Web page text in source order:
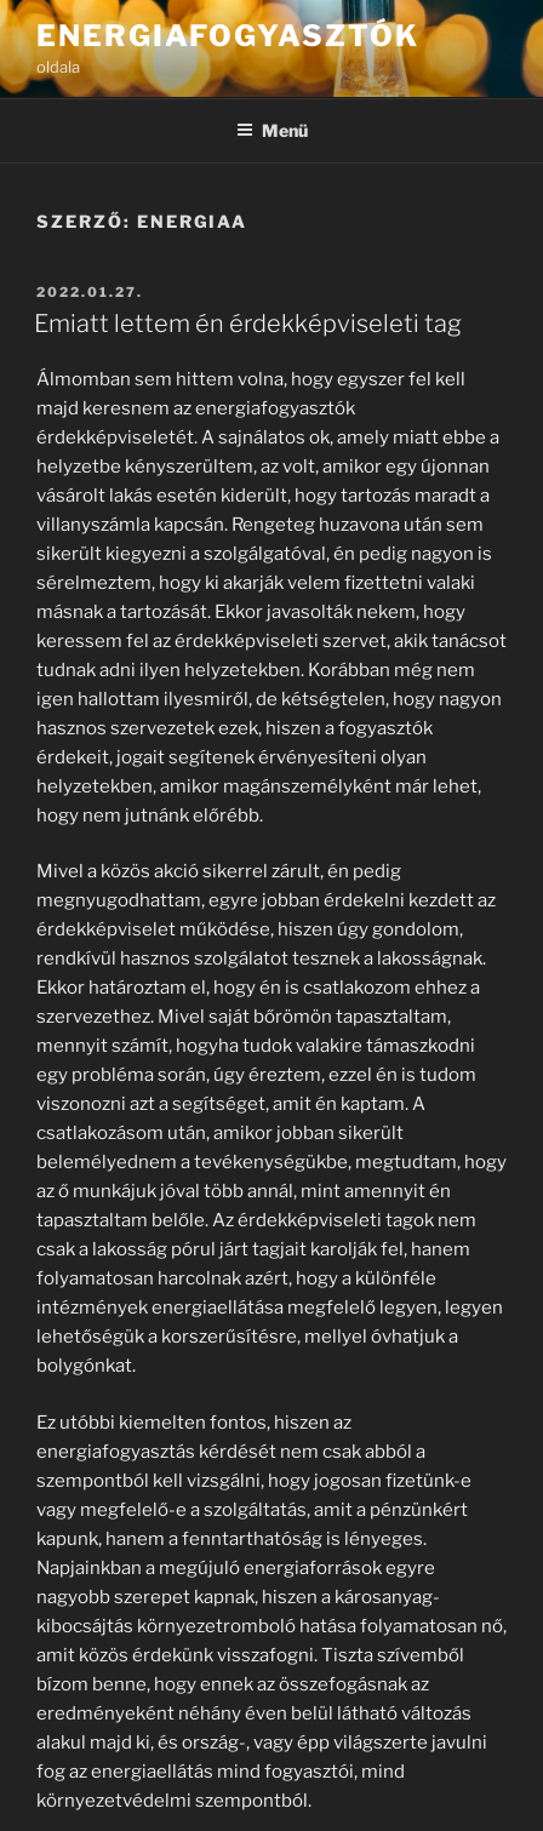
Tartalomhoz
ENERGIAFOGYASZTÓK
oldala
Menü
SZERZŐ: ENERGIAA
BEKÜLDVE:
2022.01.27.
Emiatt lettem én érdekképviseleti tag
Álmomban sem hittem volna, hogy egyszer fel kell
majd keresnem az energiafogyasztók
érdekképviseletét. A sajnálatos ok, amely miatt ebbe a
helyzetbe kényszerültem, az volt, amikor egy újonnan
vásárolt lakás esetén kiderült, hogy tartozás maradt a
villanyszámla kapcsán. Rengeteg huzavona után sem
sikerült kiegyezni a szolgálgatóval, én pedig nagyon is
sérelmeztem, hogy ki akarják velem fizettetni valaki
másnak a tartozását. Ekkor javasolták nekem, hogy
keressem fel az érdekképviseleti szervet, akik tanácsot
tudnak adni ilyen helyzetekben. Korábban még nem
igen hallottam ilyesmiről, de kétségtelen, hogy nagyon
hasznos szervezetek ezek, hiszen a fogyasztók
érdekeit, jogait segítenek érvényesíteni olyan
helyzetekben, amikor magánszemélyként már lehet,
hogy nem jutnánk előrébb.
Mivel a közös akció sikerrel zárult, én pedig
megnyugodhattam, egyre jobban érdekelni kezdett az
érdekképviselet működése, hiszen úgy gondolom,
rendkívül hasznos szolgálatot tesznek a lakosságnak.
Ekkor határoztam el, hogy én is csatlakozom ehhez a
szervezethez. Mivel saját bőrömön tapasztaltam,
mennyit számít, hogyha tudok valakire támaszkodni
egy probléma során, úgy éreztem, ezzel én is tudom
viszonozni azt a segítséget, amit én kaptam. A
csatlakozásom után, amikor jobban sikerült
belemélyednem a tevékenységükbe, megtudtam, hogy
az ő munkájuk jóval több annál, mint amennyit én
tapasztaltam belőle. Az érdekképviseleti tagok nem
csak a lakosság pórul járt tagjait karolják fel, hanem
folyamatosan harcolnak azért, hogy a különféle
intézmények energiaellátása megfelelő legyen, legyen
lehetőségük a korszerűsítésre, mellyel óvhatjuk a
bolygónkat.
Ez utóbbi kiemelten fontos, hiszen az
energiafogyasztás kérdését nem csak abból a
szempontból kell vizsgálni, hogy jogosan fizetünk-e
vagy megfelelő-e a szolgáltatás, amit a pénzünkért
kapunk, hanem a fenntarthatóság is lényeges.
Napjainkban a megújuló energiaforrások egyre
nagyobb szerepet kapnak, hiszen a károsanyag-
kibocsájtás környezetromboló hatása folyamatosan nő,
amit közös érdekünk visszafogni. Tiszta szívemből
bízom benne, hogy ennek az összefogásnak az
eredményeként néhány éven belül látható változás
alakul majd ki, és ország-, vagy épp világszerte javulni
fog az energiaellátás mind fogyasztói, mind
környezetvédelmi szempontból.